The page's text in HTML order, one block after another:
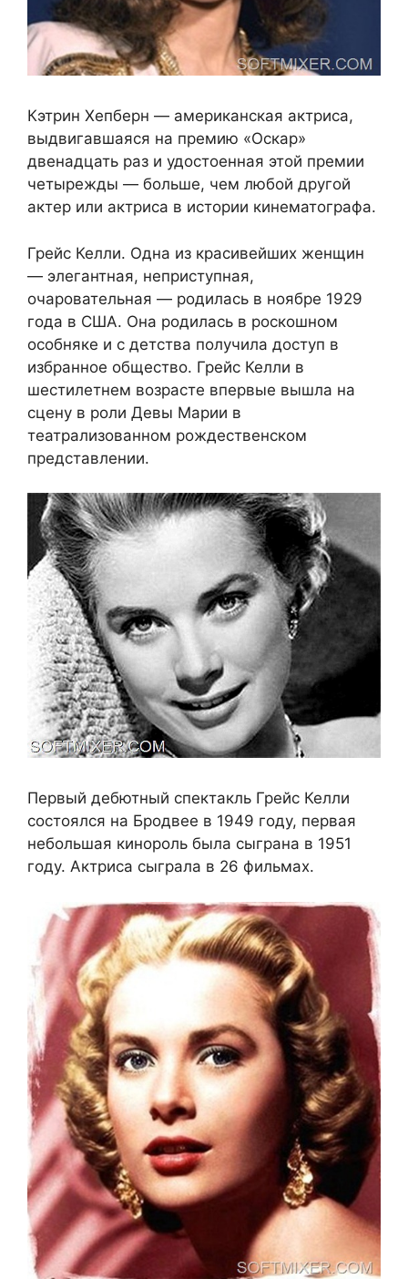
Кэтрин Хепберн — американская актриса,
выдвигавшаяся на премию «Оскар»
двенадцать раз и удостоенная этой премии
четырежды — больше, чем любой другой
актер или актриса в истории кинематографа.
Грейс Келли. Одна из красивейших женщин
— элегантная, неприступная,
очаровательная — родилась в ноябре 1929
года в США. Она родилась в роскошном
особняке и с детства получила доступ в
избранное общество. Грейс Келли в
шестилетнем возрасте впервые вышла на
сцену в роли Девы Марии в
театрализованном рождественском
представлении.
Первый дебютный спектакль Грейс Келли
состоялся на Бродвее в 1949 году, первая
небольшая кинороль была сыграна в 1951
году. Актриса сыграла в 26 фильмах.